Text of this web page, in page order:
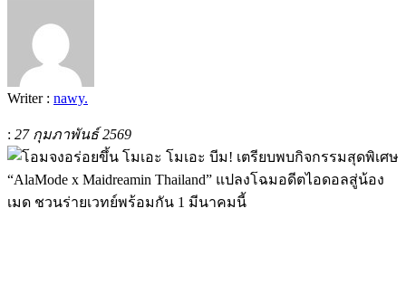
Writer : nawy.
: 27 กุมภาพันธ์ 2569